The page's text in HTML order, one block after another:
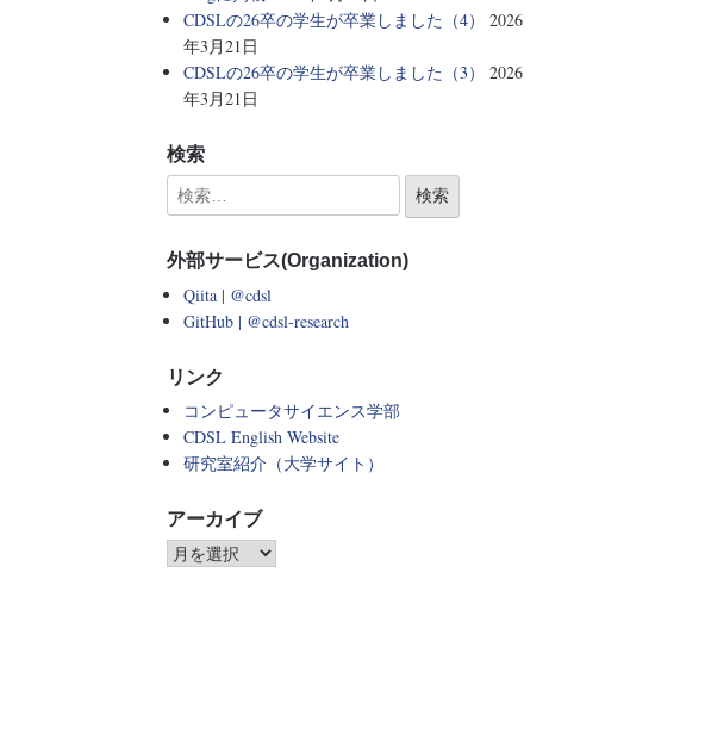
CDSLの26卒の学生が卒業しました（4）
2026
年3月21日
CDSLの26卒の学生が卒業しました（3）
2026
年3月21日
検索
外部サービス(Organization)
Qiita | @cdsl
GitHub | @cdsl-research
リンク
コンピュータサイエンス学部
CDSL English Website
研究室紹介（大学サイト）
アーカイブ